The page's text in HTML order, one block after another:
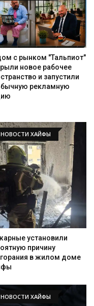
с рынком "Тальпиот"
новое рабочее
и запустили
рекламную
НОВОСТИ ХАЙФЫ
установили
причину
в жилом доме
НОВОСТИ ХАЙФЫ